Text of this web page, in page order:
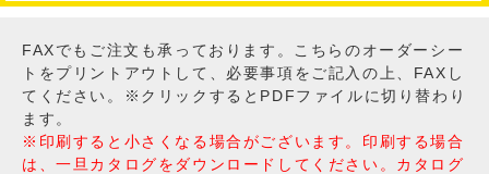
FAXでもご注文も承っております。こちらのオーダーシー
トをプリントアウトして、必要事項をご記入の上、FAXし
てください。※クリックするとPDFファイルに切り替わり
ます。
※印刷すると小さくなる場合がございます。印刷する場合
は、一旦カタログをダウンロードしてください。カタログ